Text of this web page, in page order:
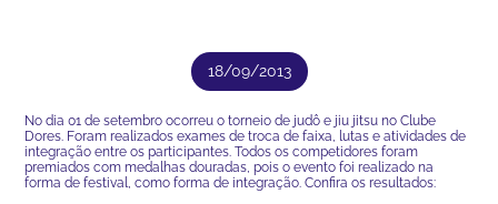
18/09/2013
No dia 01 de setembro ocorreu o torneio de judô e jiu jitsu no Clube
Dores. Foram realizados exames de troca de faixa, lutas e atividades de
integração entre os participantes. Todos os competidores foram
premiados com medalhas douradas, pois o evento foi realizado na
forma de festival, como forma de integração. Confira os resultados: